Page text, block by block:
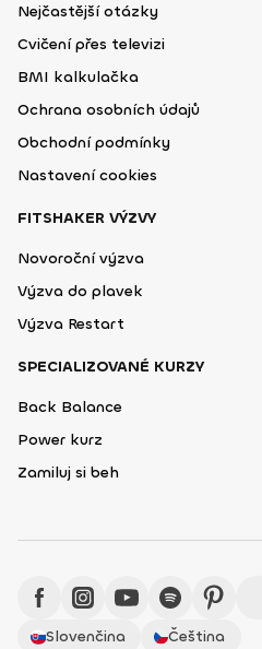
Nejčastější otázky
Cvičení přes televizi
BMI kalkulačka
Ochrana osobních údajů
Obchodní podmínky
Nastavení cookies
FITSHAKER VÝZVY
Novoroční výzva
Výzva do plavek
Výzva Restart
SPECIALIZOVANÉ KURZY
Back Balance
Power kurz
Zamiluj si beh
Slovenčina
Čeština